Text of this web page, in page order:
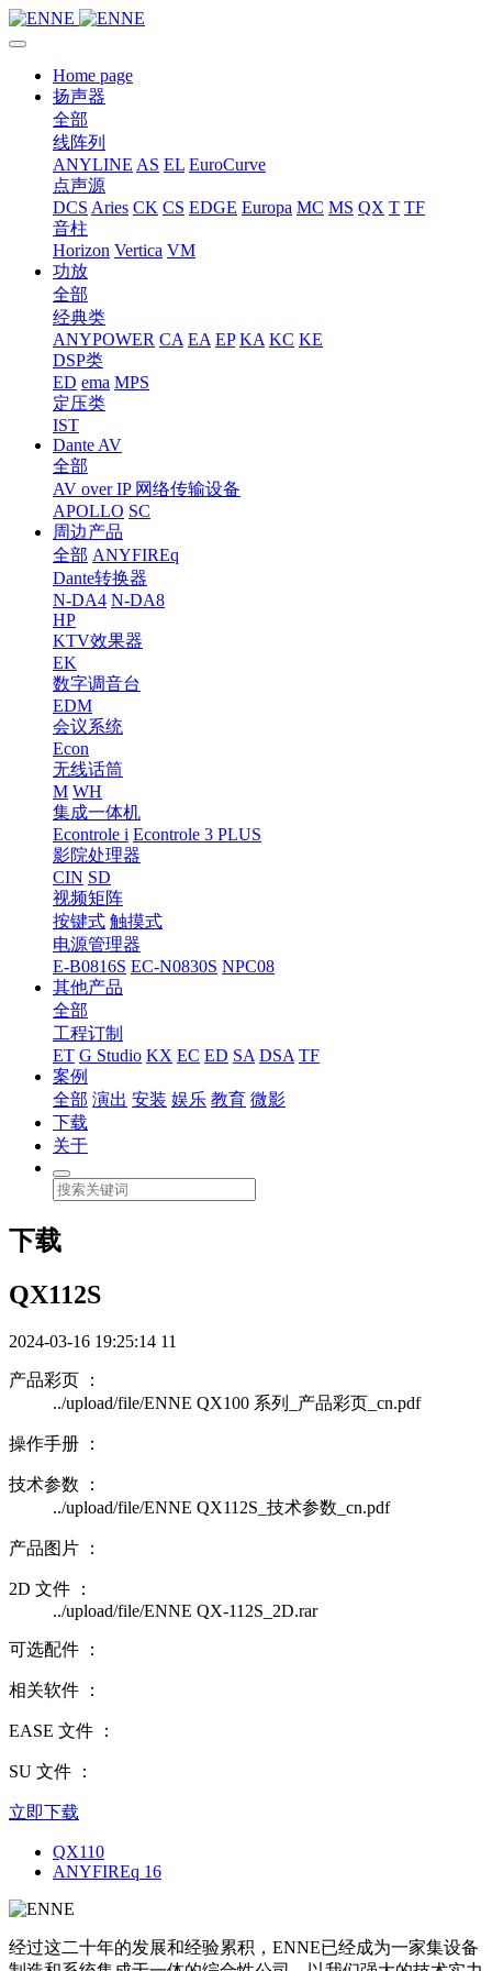
Home page
扬声器
全部
线阵列
ANYLINE AS EL EuroCurve
点声源
DCS Aries CK CS EDGE Europa MC MS QX T TF
音柱
Horizon Vertica VM
功放
全部
经典类
ANYPOWER CA EA EP KA KC KE
DSP类
ED ema MPS
定压类
IST
Dante AV
全部
AV over IP 网络传输设备
APOLLO SC
周边产品
全部 ANYFIREq
Dante转换器
N-DA4 N-DA8
HP
KTV效果器
EK
数字调音台
EDM
会议系统
Econ
无线话筒
M WH
集成一体机
Econtrole i Econtrole 3 PLUS
影院处理器
CIN SD
视频矩阵
按键式 触摸式
电源管理器
E-B0816S EC-N0830S NPC08
其他产品
全部
工程订制
ET G Studio KX EC ED SA DSA TF
案例
全部 演出 安装 娱乐 教育 微影
下载
关于
下载
QX112S
2024-03-16 19:25:14 11
产品彩页 ：
../upload/file/ENNE QX100 系列_产品彩页_cn.pdf
操作手册 ：
技术参数 ：
../upload/file/ENNE QX112S_技术参数_cn.pdf
产品图片 ：
2D 文件 ：
../upload/file/ENNE QX-112S_2D.rar
可选配件 ：
相关软件 ：
EASE 文件 ：
SU 文件 ：
立即下载
QX110
ANYFIREq 16
经过这二十年的发展和经验累积，ENNE已经成为一家集设备